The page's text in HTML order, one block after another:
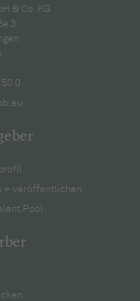
& Co. KG
3
0
+ veröffentlichen
Pool